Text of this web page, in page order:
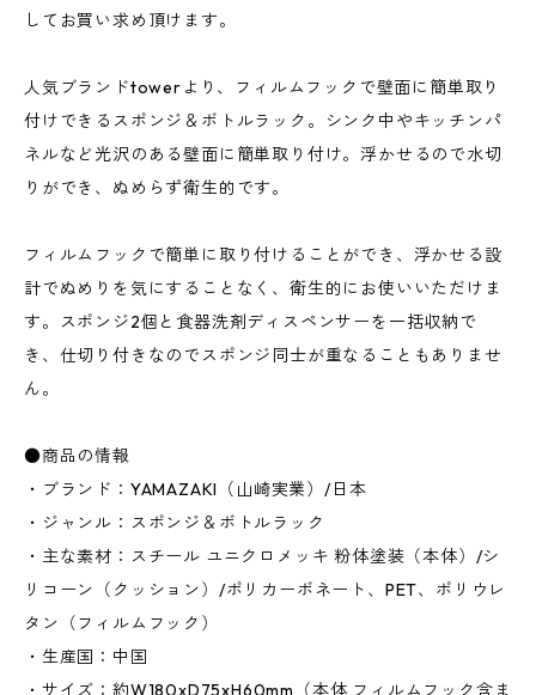
してお買い求め頂けます。
人気ブランドtowerより、フィルムフックで壁面に簡単取り
付けできるスポンジ＆ボトルラック。シンク中やキッチンパ
ネルなど光沢のある壁面に簡単取り付け。浮かせるので水切
りができ、ぬめらず衛生的です。
フィルムフックで簡単に取り付けることができ、浮かせる設
計でぬめりを気にすることなく、衛生的にお使いいただけま
す。スポンジ2個と食器洗剤ディスペンサーを一括収納で
き、仕切り付きなのでスポンジ同士が重なることもありませ
ん。
●商品の情報
・ブランド：YAMAZAKI（山崎実業）/日本
・ジャンル：スポンジ＆ボトルラック
・主な素材：スチール ユニクロメッキ 粉体塗装（本体）/シ
リコーン（クッション）/ポリカーボネート、PET、ポリウレ
タン（フィルムフック）
・生産国：中国
・サイズ：約W180xD75xH60mm（本体 フィルムフック含ま